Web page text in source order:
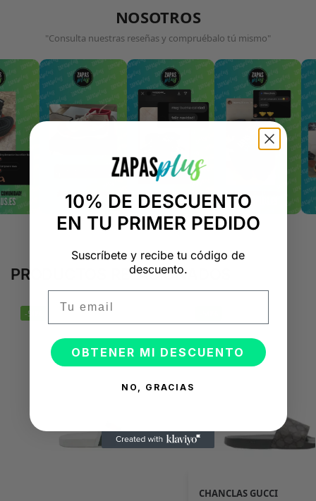
NOSOTROS
"Consulta nuestras reseñas y compruébalo tú mismo"
PRODUCTOS RELACIONADOS
-50%
CHANCLAS GUCCI
10% DE DESCUENTO
EN TU PRIMER PEDIDO
Suscríbete y recibe tu código de
descuento.
OBTENER MI DESCUENTO
NO, GRACIAS